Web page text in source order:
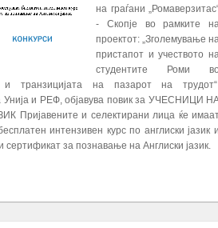
на граѓани
- Скопје во рамките
проектот: „Зголемување
пристапот и учеството
студентите Роми
и транзицијата на пазарот на
Унија и РЕФ, објавува повик за УЧЕСНИЦИ
Пријавените и селектирани лица ќе
интензивен курс по англиски јазик
сертификат за познавање на Англиски јазик.